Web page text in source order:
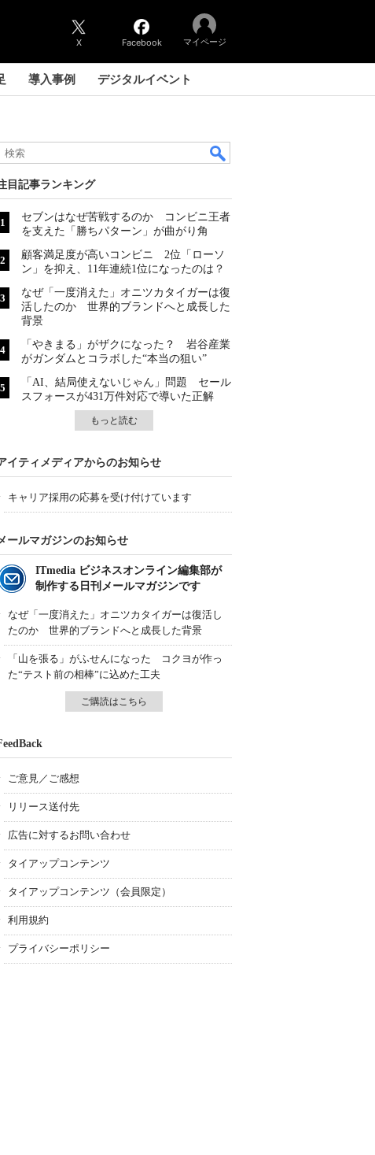
X Facebook マイページ
導入事例 デジタルイベント
目記事ランキング
セブンはなぜ苦戦するのか コンビニ王者
を支えた「勝ちパターン」が曲がり角
顧客満足度が高いコンビニ 2位「ローソ
ン」を抑え、11年連続1位になったのは？
なぜ「一度消えた」オニツカタイガーは復
活したのか 世界的ブランドへと成長した
背景
「やきまる」がザクになった？ 岩谷産業
がガンダムとコラボした“本当の狙い”
「AI、結局使えないじゃん」問題 セール
スフォースが431万件対応で導いた正解
もっと読む
イティメディアからのお知らせ
キャリア採用の応募を受け付けています
ールマガジンのお知らせ
ITmedia ビジネスオンライン編集部が
制作する日刊メールマガジンです
なぜ「一度消えた」オニツカタイガーは復活し
たのか 世界的ブランドへと成長した背景
「山を張る」がふせんになった コクヨが作っ
た“テスト前の相棒”に込めた工夫
ご購読はこちら
ご意見／ご感想
リリース送付先
広告に対するお問い合わせ
タイアップコンテンツ
タイアップコンテンツ（会員限定）
利用規約
プライバシーポリシー